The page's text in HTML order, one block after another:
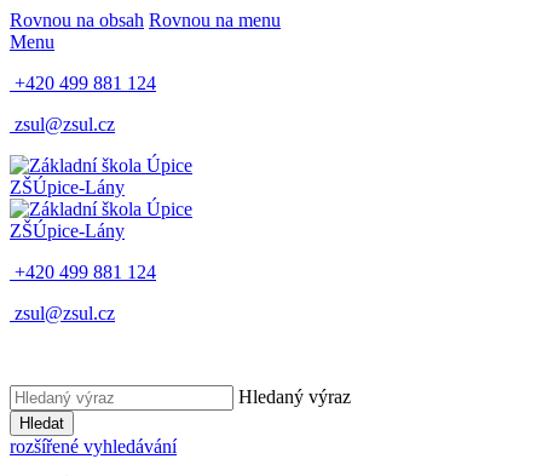
Rovnou na obsah Rovnou na menu
Menu
+420 499 881 124
zsul@zsul.cz
ZŠÚpice-Lány
ZŠÚpice-Lány
+420 499 881 124
zsul@zsul.cz
Hledaný výraz
Hledat
rozšířené vyhledávání